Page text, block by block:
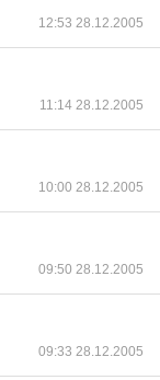
12:53 28.12.2005
11:14 28.12.2005
10:00 28.12.2005
09:50 28.12.2005
09:33 28.12.2005